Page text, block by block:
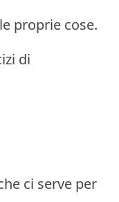
proprie cose.
di
ci serve per